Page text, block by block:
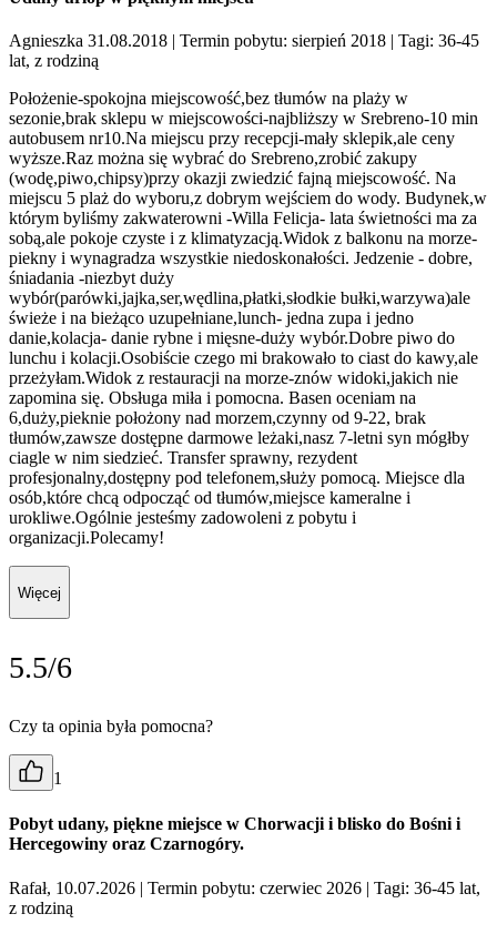
Agnieszka 31.08.2018 | Termin pobytu: sierpień 2018 | Tagi: 36-45
lat, z rodziną
Położenie-spokojna miejscowość,bez tłumów na plaży w
sezonie,brak sklepu w miejscowości-najbliższy w Srebreno-10 min
autobusem nr10.Na miejscu przy recepcji-mały sklepik,ale ceny
wyższe.Raz można się wybrać do Srebreno,zrobić zakupy
(wodę,piwo,chipsy)przy okazji zwiedzić fajną miejscowość. Na
miejscu 5 plaż do wyboru,z dobrym wejściem do wody. Budynek,w
którym byliśmy zakwaterowni -Willa Felicja- lata świetności ma za
sobą,ale pokoje czyste i z klimatyzacją.Widok z balkonu na morze-
piekny i wynagradza wszystkie niedoskonałości. Jedzenie - dobre,
śniadania -niezbyt duży
wybór(parówki,jajka,ser,wędlina,płatki,słodkie bułki,warzywa)ale
świeże i na bieżąco uzupełniane,lunch- jedna zupa i jedno
danie,kolacja- danie rybne i mięsne-duży wybór.Dobre piwo do
lunchu i kolacji.Osobiście czego mi brakowało to ciast do kawy,ale
przeżyłam.Widok z restauracji na morze-znów widoki,jakich nie
zapomina się. Obsługa miła i pomocna. Basen oceniam na
6,duży,pieknie położony nad morzem,czynny od 9-22, brak
tłumów,zawsze dostępne darmowe leżaki,nasz 7-letni syn mógłby
ciagle w nim siedzieć. Transfer sprawny, rezydent
profesjonalny,dostępny pod telefonem,służy pomocą. Miejsce dla
osób,które chcą odpocząć od tłumów,miejsce kameralne i
urokliwe.Ogólnie jesteśmy zadowoleni z pobytu i
organizacji.Polecamy!
Więcej
5.5/6
Czy ta opinia była pomocna?
1
Pobyt udany, piękne miejsce w Chorwacji i blisko do Bośni i
Hercegowiny oraz Czarnogóry.
Rafał, 10.07.2026 | Termin pobytu: czerwiec 2026 | Tagi: 36-45 lat,
z rodziną